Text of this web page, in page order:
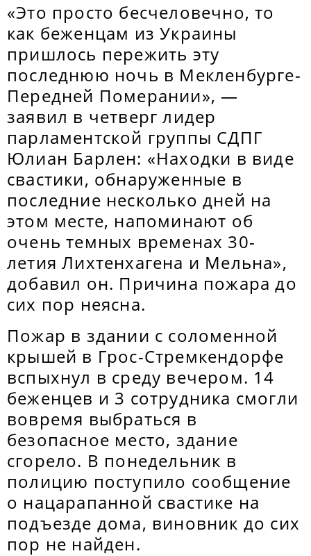
«Это просто бесчеловечно, то
как беженцам из Украины
пришлось пережить эту
последнюю ночь в Мекленбурге-
Передней Померании», —
заявил в четверг лидер
парламентской группы СДПГ
Юлиан Барлен: «Находки в виде
свастики, обнаруженные в
последние несколько дней на
этом месте, напоминают об
очень темных временах 30-
летия Лихтенхагена и Мельна»,
добавил он. Причина пожара до
сих пор неясна.
Пожар в здании с соломенной
крышей в Грос-Стремкендорфе
вспыхнул в среду вечером. 14
беженцев и 3 сотрудника смогли
вовремя выбраться в
безопасное место, здание
сгорело. В понедельник в
полицию поступило сообщение
о нацарапанной свастике на
подъезде дома, виновник до сих
пор не найден.